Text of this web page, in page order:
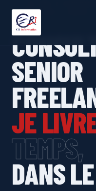
& CLOUD · PARIS ·
SENIOR
JE
TEMPS,
DANS